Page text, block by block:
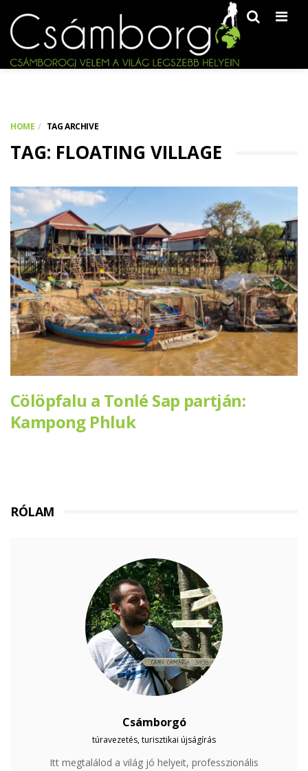
HOME TAG ARCHIVE
TAG: FLOATING VILLAGE
Cölöpfalu a Tonlé Sap partján:
Kampong Phluk
RÓLAM
Csámborgó
túravezetés, turisztikai újságírás
Itt megtalálod a világ jó helyeit, professzionális